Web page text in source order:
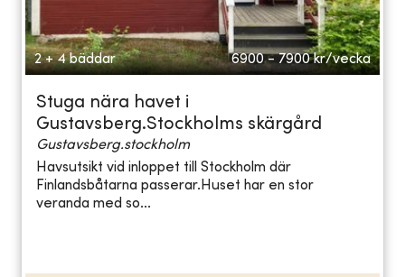
2 + 4 bäddar 6900 - 7900 kr/vecka
Stuga nära havet i
Gustavsberg.Stockholms skärgård
Gustavsberg.stockholm
Havsutsikt vid inloppet till Stockholm där
Finlandsbåtarna passerar.Huset har en stor
veranda med so...